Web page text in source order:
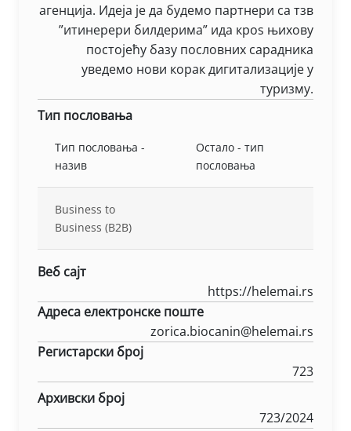
агенција. Идеја је да будемо партнери са тзв
”итинерери билдерима” ида кроѕ њихову
постојећу базу пословних сарадника
уведемо нови корак дигитализације у
туризму.
Тип пословања
Тип пословања -
назив
Остало - тип
пословања
Business to
Business (B2B)
Веб сајт
https://helemai.rs
Адреса електронске поште
zorica.biocanin@helemai.rs
Регистарски број
723
Архивски број
723/2024